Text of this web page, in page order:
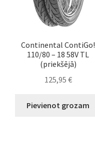
Continental ContiGo!
110/80 – 18 58V TL
(priekšējā)
125,95 €
Pievienot grozam